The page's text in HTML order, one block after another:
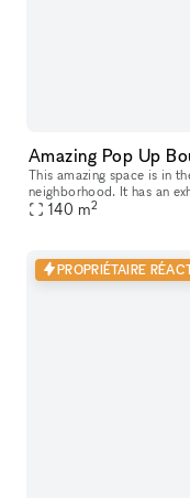
Amazing Pop Up
This amazing space is in
neighborhood. It has an
with an 8 meters long
140 m2
PROPRIÉTAIRE